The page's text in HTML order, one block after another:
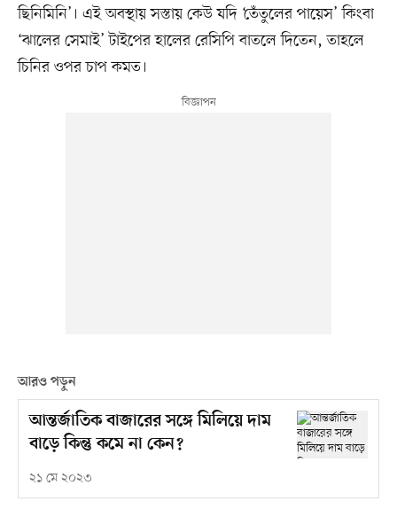
ছিনিমিনি’। এই অবস্থায় সস্তায় কেউ যদি ‘তেঁতুলের পায়েস’ কিংবা
‘ঝালের সেমাই’ টাইপের হালের রেসিপি বাতলে দিতেন, তাহলে
চিনির ওপর চাপ কমত।
আরও পড়ুন
আন্তর্জাতিক বাজারের সঙ্গে মিলিয়ে দাম
বাড়ে কিন্তু কমে না কেন?
২১ মে ২০২৩